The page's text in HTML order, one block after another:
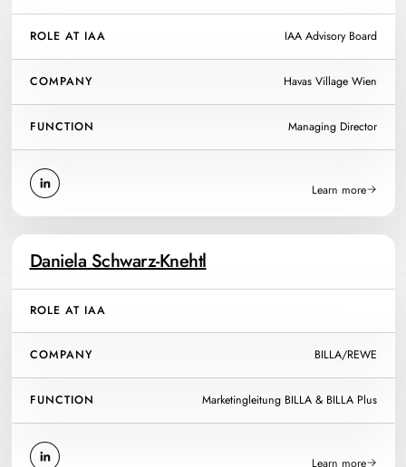
ROLE AT IAA IAA Advisory Board
COMPANY Havas Village Wien
FUNCTION Managing Director
Learn more
Daniela Schwarz-Knehtl
ROLE AT IAA
COMPANY BILLA/REWE
FUNCTION Marketingleitung BILLA & BILLA Plus
Learn more